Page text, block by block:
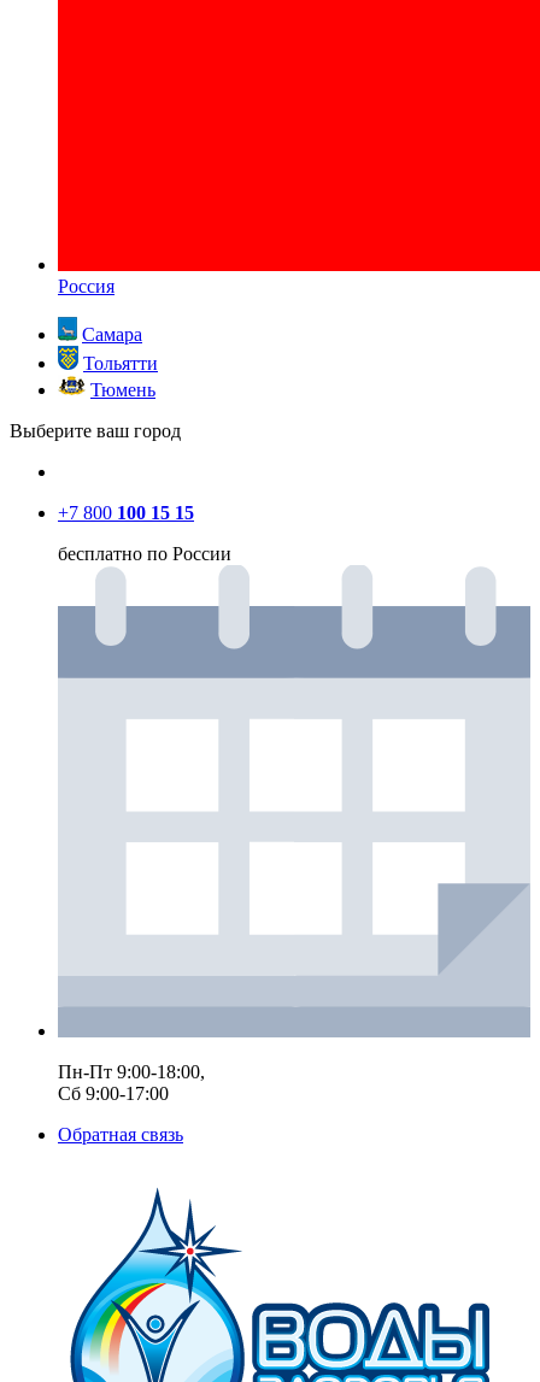
Россия
Самара
Тольятти
Тюмень
Выберите ваш город
+7 800 100 15 15
бесплатно по России
Пн-Пт 9:00-18:00,
Сб 9:00-17:00
Обратная связь